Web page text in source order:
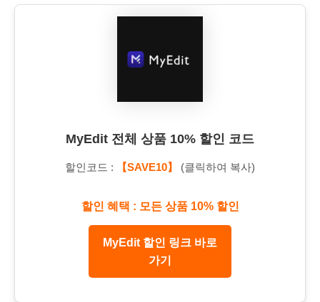
MyEdit 전체 상품 10% 할인 코드
할인코드 : 【SAVE10】 (클릭하여 복사)
할인 혜택 : 모든 상품 10% 할인
MyEdit 할인 링크 바로
가기